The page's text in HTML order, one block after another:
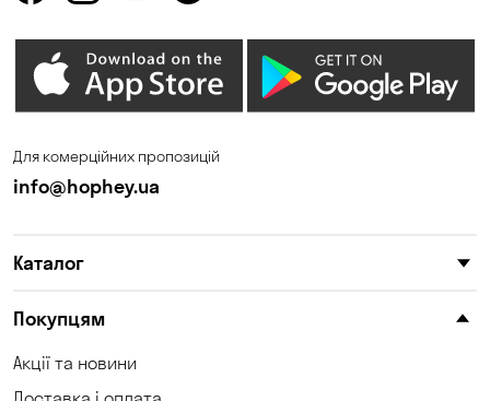
Для комерційних пропозицій
info@hophey.ua
Каталог
Покупцям
Акції та новини